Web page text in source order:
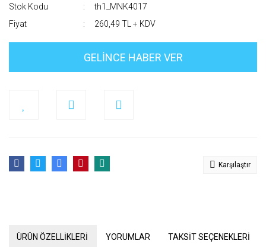
Stok Kodu
th1_MNK4017
Fiyat
260,49 TL + KDV
GELİNCE HABER VER
Karşılaştır
ÜRÜN ÖZELLİKLERİ YORUMLAR TAKSİT SEÇENEKLERİ